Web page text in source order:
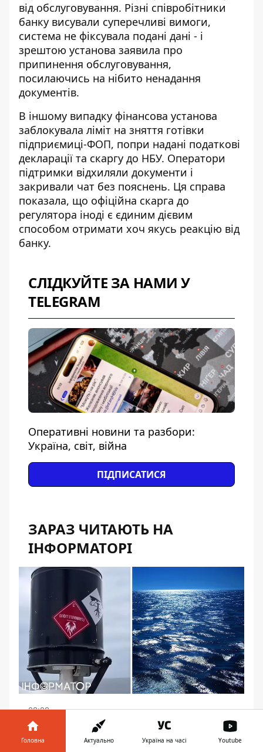
від обслуговування. Різні співробітники
банку висували суперечливі вимоги,
система не фіксувала подані дані - і
зрештою установа заявила про
припинення обслуговування,
посилаючись на нібито ненадання
документів.
В іншому випадку фінансова установа
заблокувала ліміт на зняття готівки
підприємиці-ФОП, попри надані податкові
декларації та скаргу до НБУ. Оператори
підтримки відхиляли документи і
закривали чат без пояснень. Ця справа
показала, що офіційна скарга до
регулятора іноді є єдиним дієвим
способом отримати хоч якусь реакцію від
банку.
СЛІДКУЙТЕ ЗА НАМИ У
TELEGRAM
Оперативні новини та разбори:
Україна, світ, війна
ПІДПИСАТИСЯ
ЗАРАЗ ЧИТАЮТЬ НА
ІНФОРМАТОРІ
08:08
РФ глушить GPS у Балтійському морі,
росіяни винаходять відра проти РЕБ
Головна Актуально Україна на часі Youtube